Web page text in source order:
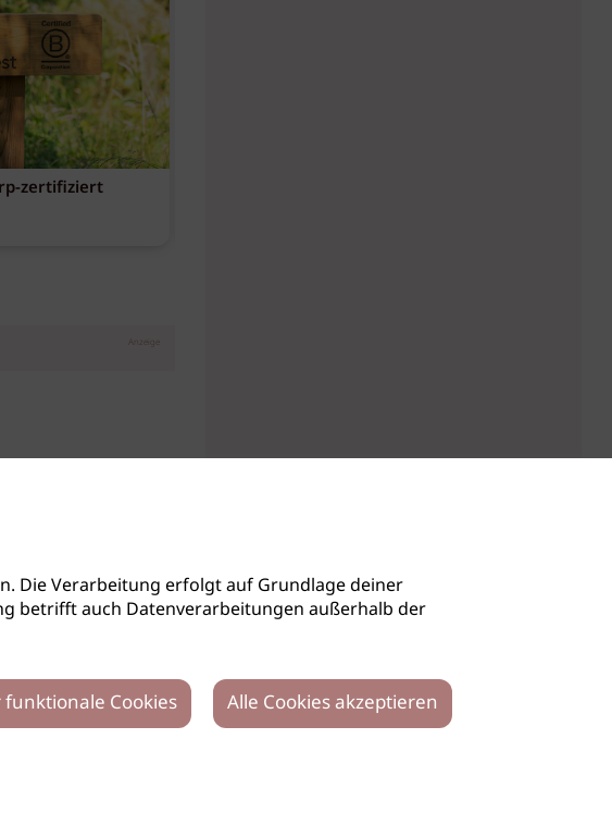
zertifiziert
Anzeige
Die Verarbeitung erfolgt auf Grundlage deiner
betrifft auch Datenverarbeitungen außerhalb der
Cookies Alle Cookies akzeptieren